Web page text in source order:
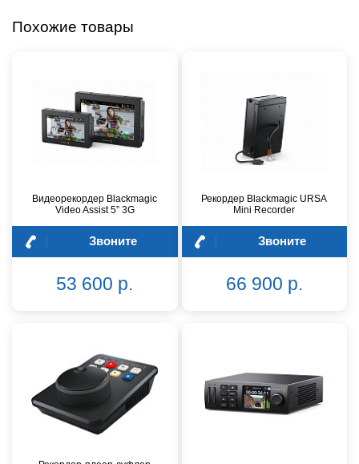
Похожие товары
Видеорекордер Blackmagic
Video Assist 5” 3G
Звоните
53 600 р.
Рекордер Blackmagic URSA
Mini Recorder
Звоните
66 900 р.